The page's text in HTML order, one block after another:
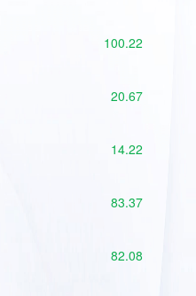
100.22
20.67
14.22
83.37
82.08